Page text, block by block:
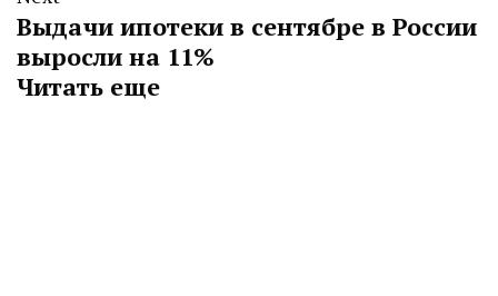
Выдачи ипотеки в сентябре в России
выросли на 11%
Читать еще